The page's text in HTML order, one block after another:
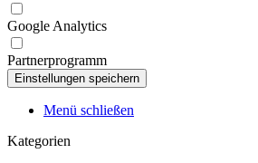
Google Analytics
Partnerprogramm
Menü schließen
Kategorien